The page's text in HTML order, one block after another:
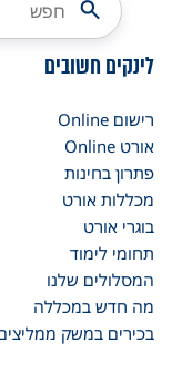
לינקים חשובים
רישום Online
אורט Online
פתרון בחינות
מכללות אורט
בוגרי אורט
תחומי לימוד
המסלולים שלנו
מה חדש במכללה
בכירים במשק ממליצים